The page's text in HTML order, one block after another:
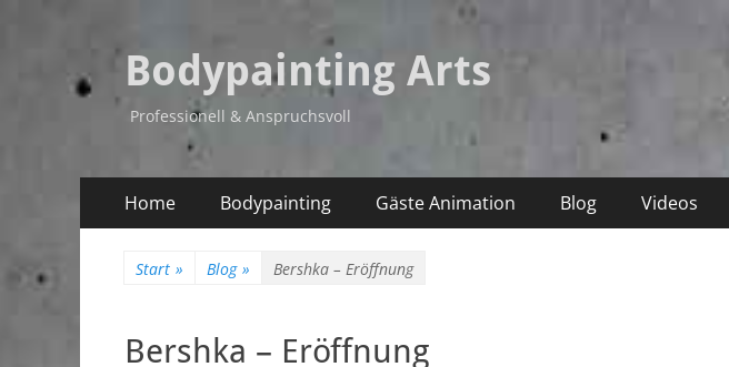
Bodypainting Arts
Professionell & Anspruchsvoll
Primäres
Menü
Inhalt
Home Bodypainting Gäste Animation Blog Videos
Start » Blog » Bershka – Eröffnung
Bershka – Eröffnung